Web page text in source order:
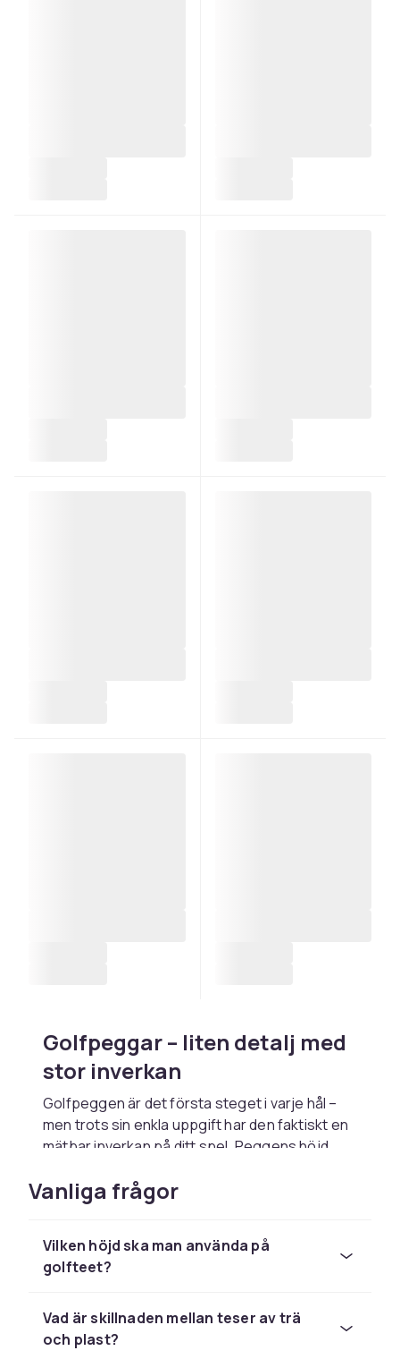
Golfpeggar – liten detalj med
stor inverkan
Golfpeggen är det första steget i varje hål –
men trots sin enkla uppgift har den faktiskt en
mätbar inverkan på ditt spel. Peggens höjd,
hur mycket friktion som uppstår mot pinnens
topp och hur konsekvent du sätter upp bollen.
Moderna golfpeggar är tillverkade i trä, plast
eller kompositmaterial. Varje material har sina
personliga preferenser.
Vanliga frågor
Vilken höjd ska man använda på
golfteet?
Vad är skillnaden mellan teser av trä
och plast?